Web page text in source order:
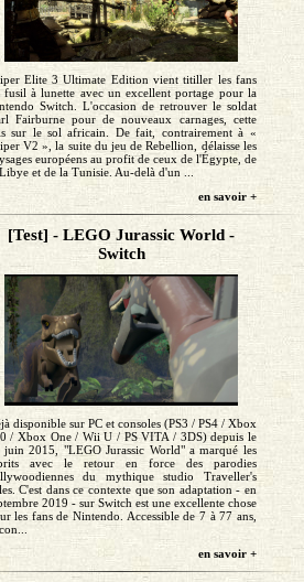
Elite 3 Ultimate Edition vient titiller les fans
fusil à lunette avec un excellent portage pour la
Switch. L'occasion de retrouver le soldat
Fairburne pour de nouveaux carnages, cette
sur le sol africain. De fait, contrairement à «
V2 », la suite du jeu de Rebellion, délaisse les
européens au profit de ceux de l'Égypte, de
et de la Tunisie. Au-delà d'un ...
en savoir +
[Test] - LEGO Jurassic World -
Switch
disponible sur PC et consoles (PS3 / PS4 / Xbox
/ Xbox One / Wii U / PS VITA / 3DS) depuis le
juin 2015, "LEGO Jurassic World" a marqué les
avec le retour en force des parodies
du mythique studio Traveller's
C'est dans ce contexte que son adaptation - en
2019 - sur Switch est une excellente chose
les fans de Nintendo. Accessible de 7 à 77 ans,
en savoir +